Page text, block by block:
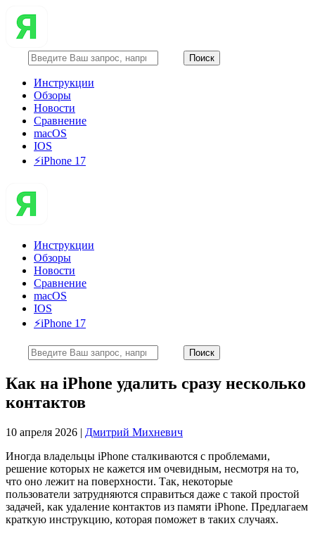
Инструкции
Обзоры
Новости
Сравнение
macOS
IOS
⚡️iPhone 17
Инструкции
Обзоры
Новости
Сравнение
macOS
IOS
⚡️iPhone 17
Как на iPhone удалить сразу несколько
контактов
10 апреля 2026 | Дмитрий Михневич
Иногда владельцы iPhone сталкиваются с проблемами,
решение которых не кажется им очевидным, несмотря на то,
что оно лежит на поверхности. Так, некоторые
пользователи затрудняются справиться даже с такой простой
задачей, как удаление контактов из памяти iPhone. Предлагаем
краткую инструкцию, которая поможет в таких случаях.